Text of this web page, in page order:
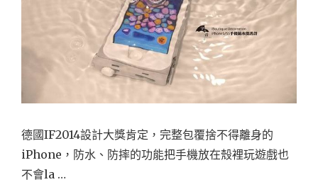
德國IF2014設計大獎肯定，完整包覆捨不得離身的
iPhone，防水、防摔的功能把手機放在殼裡玩遊戲也
不會la …